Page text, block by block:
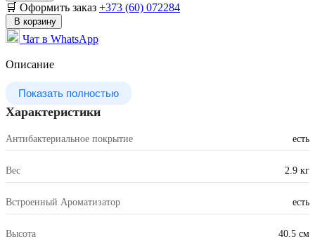
🛒 Оформить заказ +373 (60) 072284
В корзину
Чат в WhatsApp
Описание
Показать полностью
Характеристики
Антибактериальное покрытие есть
Вес 2.9 кг
Встроенный Ароматизатор есть
Высота 40.5 см